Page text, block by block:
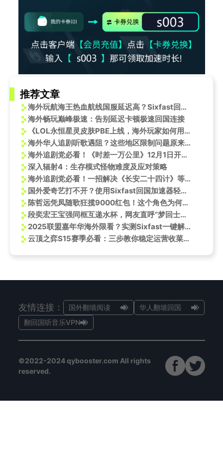
推荐文章
海外玩航海王热血航线国服延迟高？Sixfast回国加速器轻松解决！
海外畅玩巅峰极速：告别延迟卡顿极速回国连接
《LOL永恒星灵皮肤PBE上线，海外玩家如何用Sixfast解锁测试服新内容？》
海外华人追剧听歌遇阻？这些地区限制问题原来可以这样巧妙解决
海外追剧党必看！《时差一万公里》12月1日开播，教你轻松解锁地区限制
深入辐射4：生存模式怪物难度及应对策略
海外追剧党必看！一招解决《长安二十四计》等国产热剧“播放受限”难题
国外爱奇艺打不开？使用Sixfast回国加速器轻松解决
陈哲远凭凤随歌狂揽9000红包！这个角色为何让海外观众如此疯狂？
段奕宏王宝强同框互递水杯，网友直呼“梦回士兵突击”！资深影迷教你如何海外重温经典
2025联盟嘉年华海外限看？实测Sixfast一键解锁英雄联盟国服直播！
云顶之弈S15赛季必看：三步教你稳定运营收菜阵容，轻松上分不是梦！
友情连接： 国外翻墙阅读
华人翻墙回国
翻回国听音乐VPN
©2022-2024 qybooster.com All rights
reserved.